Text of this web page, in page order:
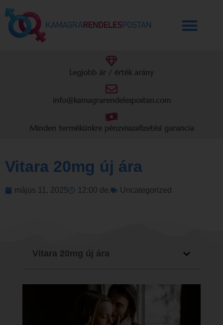
Legjobb ár / érték arány
info@kamagrarendelespostan.com
Minden termékünkre pénzvisszafizetési garancia
Vitara 20mg új ára
május 11, 2025 12:00 de. Uncategorized
Vitara 20mg új ára